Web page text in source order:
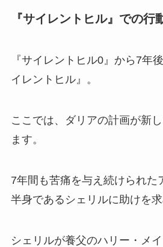
『サイレントヒル』での行
『サイレントヒル0』から7年
イレントヒル』。
ここでは、ダリアの計画が新
ます。
7年間も苦痛を与え続けられた
半身であるシェリルに助けを求
シェリルが養父のハリー・メ